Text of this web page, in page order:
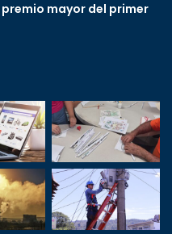
premio mayor del primer